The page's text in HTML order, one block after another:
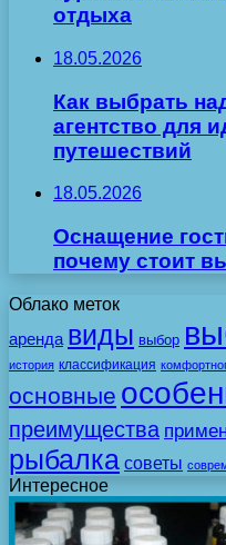
отдыха
18.05.2026
Как выбрать
агентство для
путешествий
18.05.2026
Оснащение
почему стоит
Облако меток
аренда виды выбор
история классификация
основные
преимущества
рыбалка советы
Интересное